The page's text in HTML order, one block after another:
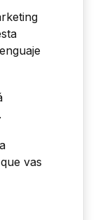
vas